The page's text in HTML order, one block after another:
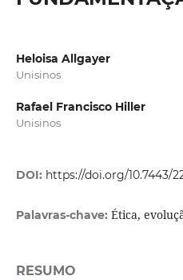
Heloisa Allgayer
Unisinos
Rafael Francisco Hiller
Unisinos
DOI: https://doi.org/10.7443/
Palavras-chave: Ética,
RESUMO